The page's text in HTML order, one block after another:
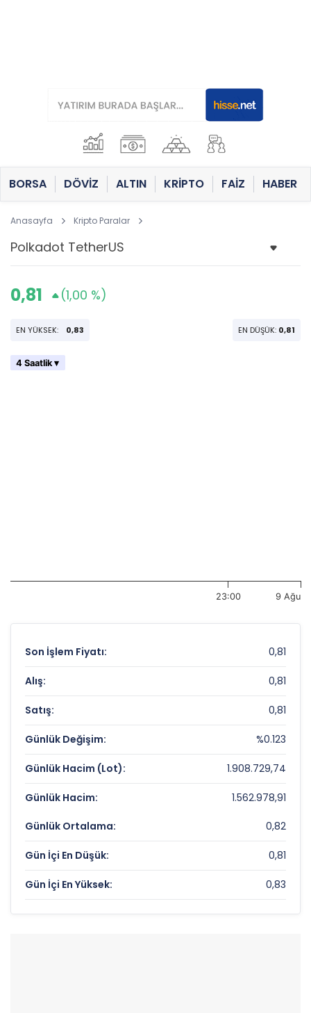
BORSA DÖVİZ ALTIN KRİPTO FAİZ HABER
Anasayfa Kripto Paralar
0,81 (1,00 %)
EN YÜKSEK: 0,83 EN DÜŞÜK: 0,81
4 Saatlik ▾
23:00 9 Ağu
Son İşlem Fiyatı: 0,81
Alış: 0,81
Satış: 0,81
Günlük Değişim: %0.123
Günlük Hacim (Lot): 1.908.729,74
Günlük Hacim: 1.562.978,91
Günlük Ortalama: 0,82
Gün İçi En Düşük: 0,81
Gün İçi En Yüksek: 0,83